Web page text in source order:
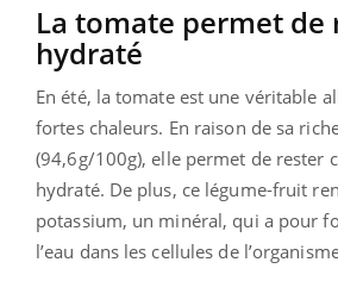
La tomate permet de
hydraté
En été, la tomate est une véritable
fortes chaleurs. En raison de sa
(94,6g/100g), elle permet de rester
hydraté. De plus, ce légume-fruit
potassium, un minéral, qui a pour
l’eau dans les cellules de